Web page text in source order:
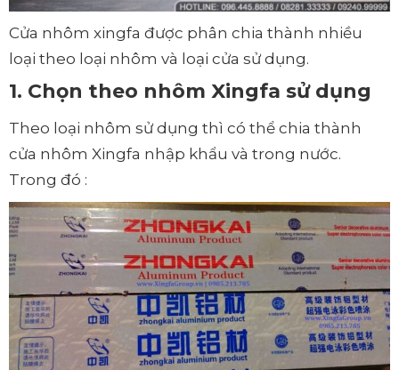
Cửa nhôm xingfa được phân chia thành nhiều
loại theo loại nhôm và loại cửa sử dụng.
1. Chọn theo nhôm Xingfa sử dụng
Theo loại nhôm sử dụng thì có thể chia thành
cửa nhôm Xingfa nhập khẩu và trong nước.
Trong đó :